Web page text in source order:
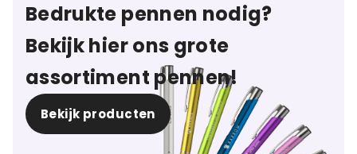
Bedrukte pennen nodig?
Bekijk hier ons grote
assortiment pennen!
Bekijk producten